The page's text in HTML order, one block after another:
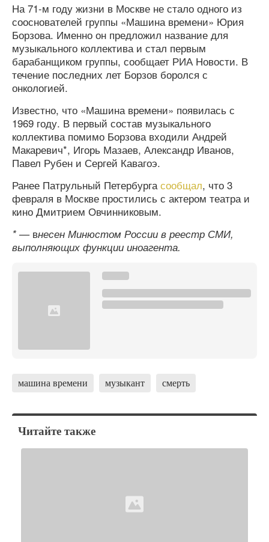
На 71-м году жизни в Москве не стало одного из
сооснователей группы «Машина времени» Юрия
Борзова. Именно он предложил название для
музыкального коллектива и стал первым
барабанщиком группы, сообщает РИА Новости. В
течение последних лет Борзов боролся с
онкологией.
Известно, что «Машина времени» появилась с
1969 году. В первый состав музыкального
коллектива помимо Борзова входили Андрей
Макаревич*, Игорь Мазаев, Александр Иванов,
Павел Рубен и Сергей Кавагоэ.
Ранее Патрульный Петербургасообщал, что 3
февраля в Москве простились с актером театра и
кино Дмитрием Овчинниковым.
* —внесен Минюстом России в реестр СМИ,
выполняющих функции иноагента.
машина времени музыкант смерть
Читайте также